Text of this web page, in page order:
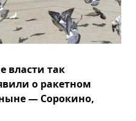
власти так
о ракетном
— Сорокино,